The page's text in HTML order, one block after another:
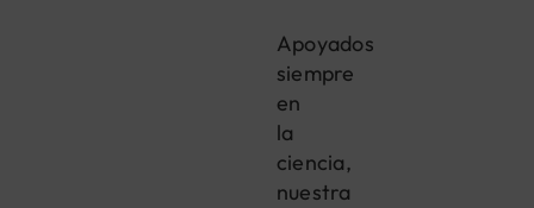
Apoyados
siempre
en
la
ciencia,
nuestra